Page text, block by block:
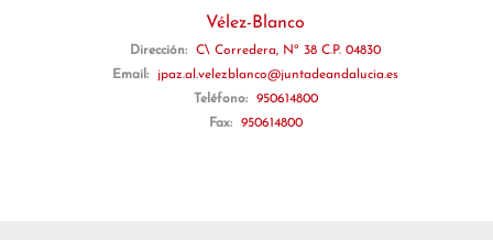
Vélez-Blanco
Dirección:
C\ Corredera, Nº 38 C.P. 04830
Email:
jpaz.al.velezblanco@juntadeandalucia.es
Teléfono:
950614800
Fax:
950614800